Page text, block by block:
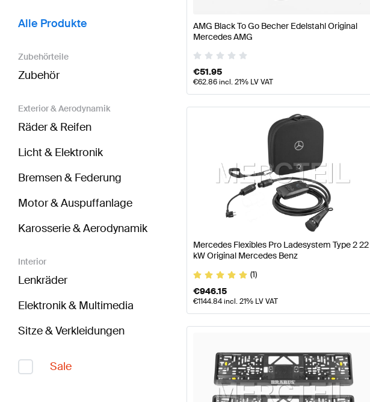
Alle Produkte
Zubehörteile
Zubehör
Exterior & Aerodynamik
Räder & Reifen
Licht & Elektronik
Bremsen & Federung
Motor & Auspuffanlage
Karosserie & Aerodynamik
Interior
Lenkräder
Elektronik & Multimedia
Sitze & Verkleidungen
Sale
AMG Black To Go Becher Edelstahl Original
Mercedes AMG
€51.95
€62.86incl. 21% LV VAT
Mercedes Flexibles Pro Ladesystem Type 2 22
kW Original Mercedes Benz
(1)
€946.15
€1144.84incl. 21% LV VAT